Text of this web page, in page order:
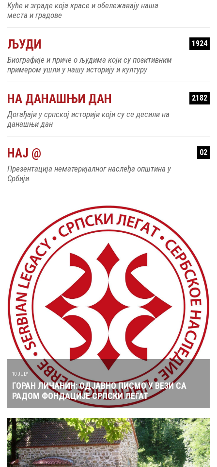
Куће и зграде која красе и обележавају наша
места и градове
ЉУДИ 1924
Биографије и приче о људима који су позитивним
примером ушли у нашу историју и културу
НА ДАНАШЊИ ДАН 2182
Догађаји у српској историји који су се десили на
данашњи дан
НАЈ @ 02
Презентација нематеријалног наслеђа општина у
Србији.
10 JULY
ГОРАН ЛИЧАНИН: ОДЈАВНО ПИСМО У ВЕЗИ СА
РАДОМ ФОНДАЦИЈЕ СРПСКИ ЛЕГАТ